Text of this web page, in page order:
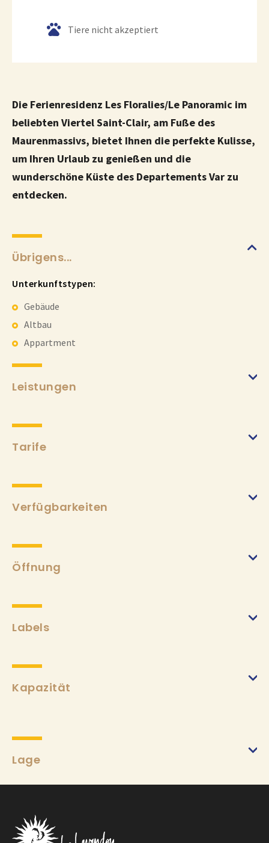
Tiere nicht akzeptiert
Die Ferienresidenz Les Floralies/Le Panoramic im
beliebten Viertel Saint-Clair, am Fuße des
Maurenmassivs, bietet Ihnen die perfekte Kulisse,
um Ihren Urlaub zu genießen und die
wunderschöne Küste des Departements Var zu
entdecken.
Übrigens...
Unterkunftstypen:
Gebäude
Altbau
Appartment
Leistungen
Tarife
Verfügbarkeiten
Öffnung
Labels
Kapazität
Lage